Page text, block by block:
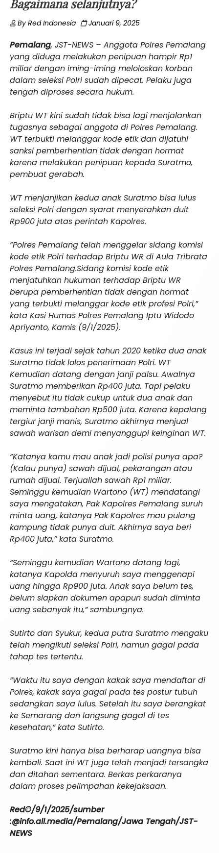
Bagaimana selanjutnya?
ByRed Indonesia Januari 9, 2025
Pemalang, JST-NEWS – Anggota Polres Pemalang
yang diduga melakukan penipuan hampir Rp1
miliar dengan iming-iming meloloskan korban
dalam seleksi Polri sudah dipecat. Pelaku juga
tengah diproses secara hukum.
Briptu WT kini sudah tidak bisa lagi menjalankan
tugasnya sebagai anggota di Polres Pemalang.
WT terbukti melanggar kode etik dan dijatuhi
sanksi pemberhentian tidak dengan hormat
karena melakukan penipuan kepada Suratmo,
pembuat gerabah.
WT menjanjikan kedua anak Suratmo bisa lulus
seleksi Polri dengan syarat menyerahkan duit
Rp900 juta atas perintah Kapolres.
“Polres Pemalang telah menggelar sidang komisi
kode etik Polri terhadap Briptu WR di Aula Tribrata
Polres Pemalang.Sidang komisi kode etik
menjatuhkan hukuman terhadap Briptu WR
berupa pemberhentian tidak dengan hormat
yang terbukti melanggar kode etik profesi Polri,”
kata Kasi Humas Polres Pemalang Iptu Widodo
Apriyanto, Kamis (9/1/2025).
Kasus ini terjadi sejak tahun 2020 ketika dua anak
Suratmo tidak lolos penerimaan Polri. WT
Kemudian datang dengan janji palsu. Awalnya
Suratmo memberikan Rp400 juta. Tapi pelaku
menyebut itu tidak cukup untuk dua anak dan
meminta tambahan Rp500 juta. Karena kepalang
tergiur janji manis, Suratmo akhirnya menjual
sawah warisan demi menyanggupi keinginan WT.
“Katanya kamu mau anak jadi polisi punya apa?
(Kalau punya) sawah dijual, pekarangan atau
rumah dijual. Terjuallah sawah Rp1 miliar.
Seminggu kemudian Wartono (WT) mendatangi
saya mengatakan, Pak Kapolres Pemalang suruh
minta uang, katanya Pak Kapolres mau pulang
kampung tidak punya duit. Akhirnya saya beri
Rp400 juta,” kata Suratmo.
“Seminggu kemudian Wartono datang lagi,
katanya Kapolda menyuruh saya menggenapi
uang hingga Rp900 juta. Anak saya belum tes,
belum siapkan dokumen apapun sudah diminta
uang sebanyak itu,” sambungnya.
Sutirto dan Syukur, kedua putra Suratmo mengaku
telah mengikuti seleksi Polri, namun gagal pada
tahap tes tertentu.
“Waktu itu saya dengan kakak saya mendaftar di
Polres, kakak saya gagal pada tes postur tubuh
sedangkan saya lulus. Setelah itu saya berangkat
ke Semarang dan langsung gagal di tes
kesehatan,” kata Sutirto.
Suratmo kini hanya bisa berharap uangnya bisa
kembali. Saat ini WT juga telah menjadi tersangka
dan ditahan sementara. Berkas perkaranya
dalam proses pelimpahan kekejaksaan.
Red©/9/1/2025/sumber
:@info.all.media/Pemalang/Jawa Tengah/JST-
NEWS